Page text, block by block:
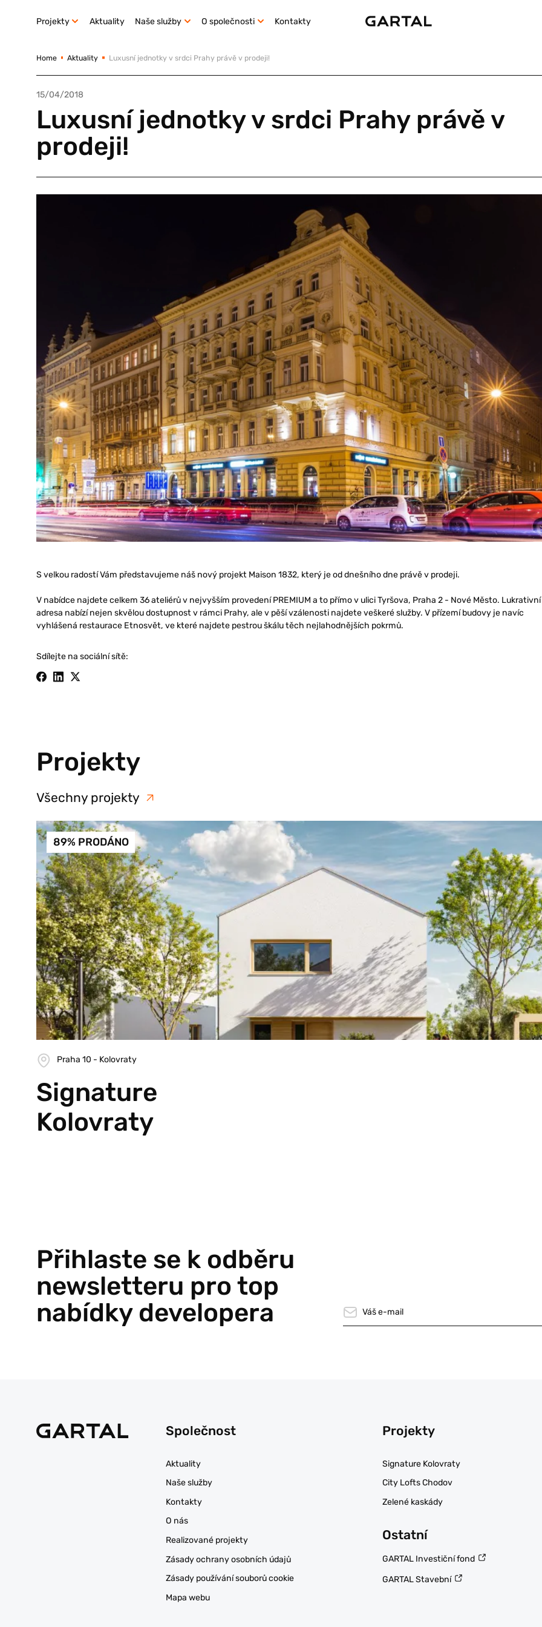
Projekty Aktuality Naše služby O společnosti Kontakty
Home Aktuality Luxusní jednotky v srdci Prahy právě v prodeji!
15/04/2018
Luxusní jednotky v srdci Prahy právě v
prodeji!
S velkou radostí Vám představujeme náš nový projekt Maison 1832, který je od dnešního dne právě v prodeji.
V nabídce najdete celkem 36 ateliérů v nejvyšším provedení PREMIUM a to přímo v ulici Tyršova, Praha 2 - Nové Město. Lukrativní
adresa nabízí nejen skvělou dostupnost v rámci Prahy, ale v pěší vzálenosti najdete veškeré služby. V přízemí budovy je navíc
vyhlášená restaurace Etnosvět, ve které najdete pestrou škálu těch nejlahodnějších pokrmů.
Sdílejte na sociální sítě:
Projekty
Všechny projekty
89% PRODÁNO
Praha 10 - Kolovraty
Signature
Kolovraty
Přihlaste se k odběru
newsletteru pro top
nabídky developera
Společnost
Aktuality
Naše služby
Kontakty
O nás
Realizované projekty
Zásady ochrany osobních údajů
Zásady používání souborů cookie
Mapa webu
Projekty
Signature Kolovraty
City Lofts Chodov
Zelené kaskády
Ostatní
GARTAL Investiční fond
GARTAL Stavební